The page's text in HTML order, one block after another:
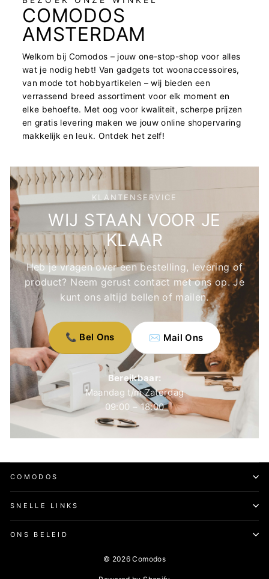
COMODOS
AMSTERDAM
Welkom bij Comodos – jouw one-stop-shop voor alles
wat je nodig hebt! Van gadgets tot woonaccessoires,
van mode tot hobbyartikelen – wij bieden een
verrassend breed assortiment voor elk moment en
elke behoefte. Met oog voor kwaliteit, scherpe prijzen
en gratis levering maken we jouw online shopervaring
makkelijk en leuk. Ontdek het zelf!
KLANTENSERVICE
WIJ STAAN VOOR JE
KLAAR
Heb je vragen over een bestelling, levering of
product? Neem gerust contact met ons op. Je
kunt ons altijd bellen of mailen.
📞 Bel Ons ✉️ Mail Ons
Bereikbaar:
Maandag t/m Zaterdag
09:00 – 18:00
COMODOS
SNELLE LINKS
ONS BELEID
© 2026 Comodos